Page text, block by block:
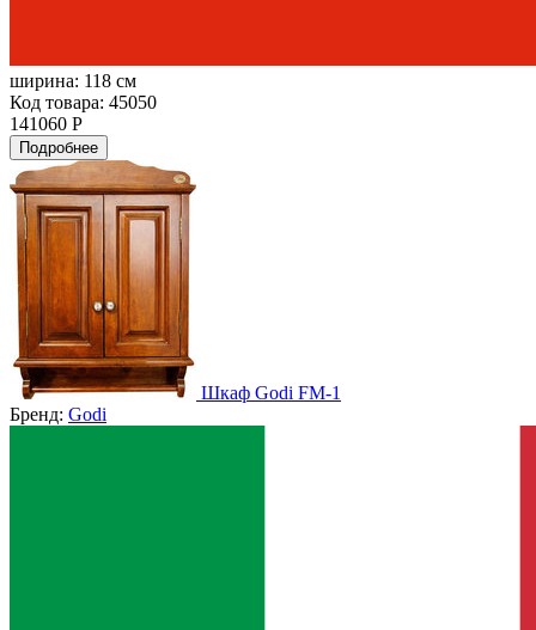
ширина: 118 см
Код товара: 45050
141060 Р
Подробнее
Шкаф Godi FM-1
Бренд: Godi